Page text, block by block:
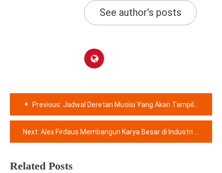
See author's posts
Navigasi
pos
Previous: Jadwal Deretan Musisi Yang Akan Tampil Di Pekan Ke-4 Jakarta Fair
Next: Alex Firdaus Membangun Karya Besar di Industri Hiburan, CEO & Pendiri RK 999 Management
Related Posts